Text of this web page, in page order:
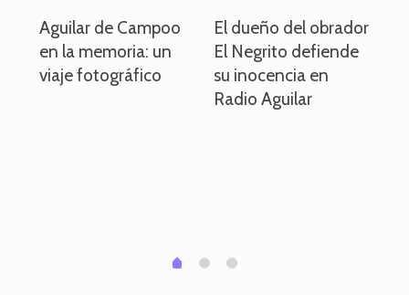
Aguilar de Campoo
en la memoria: un
viaje fotográfico
El dueño del obrador
El Negrito defiende
su inocencia en
Radio Aguilar
0 1 2